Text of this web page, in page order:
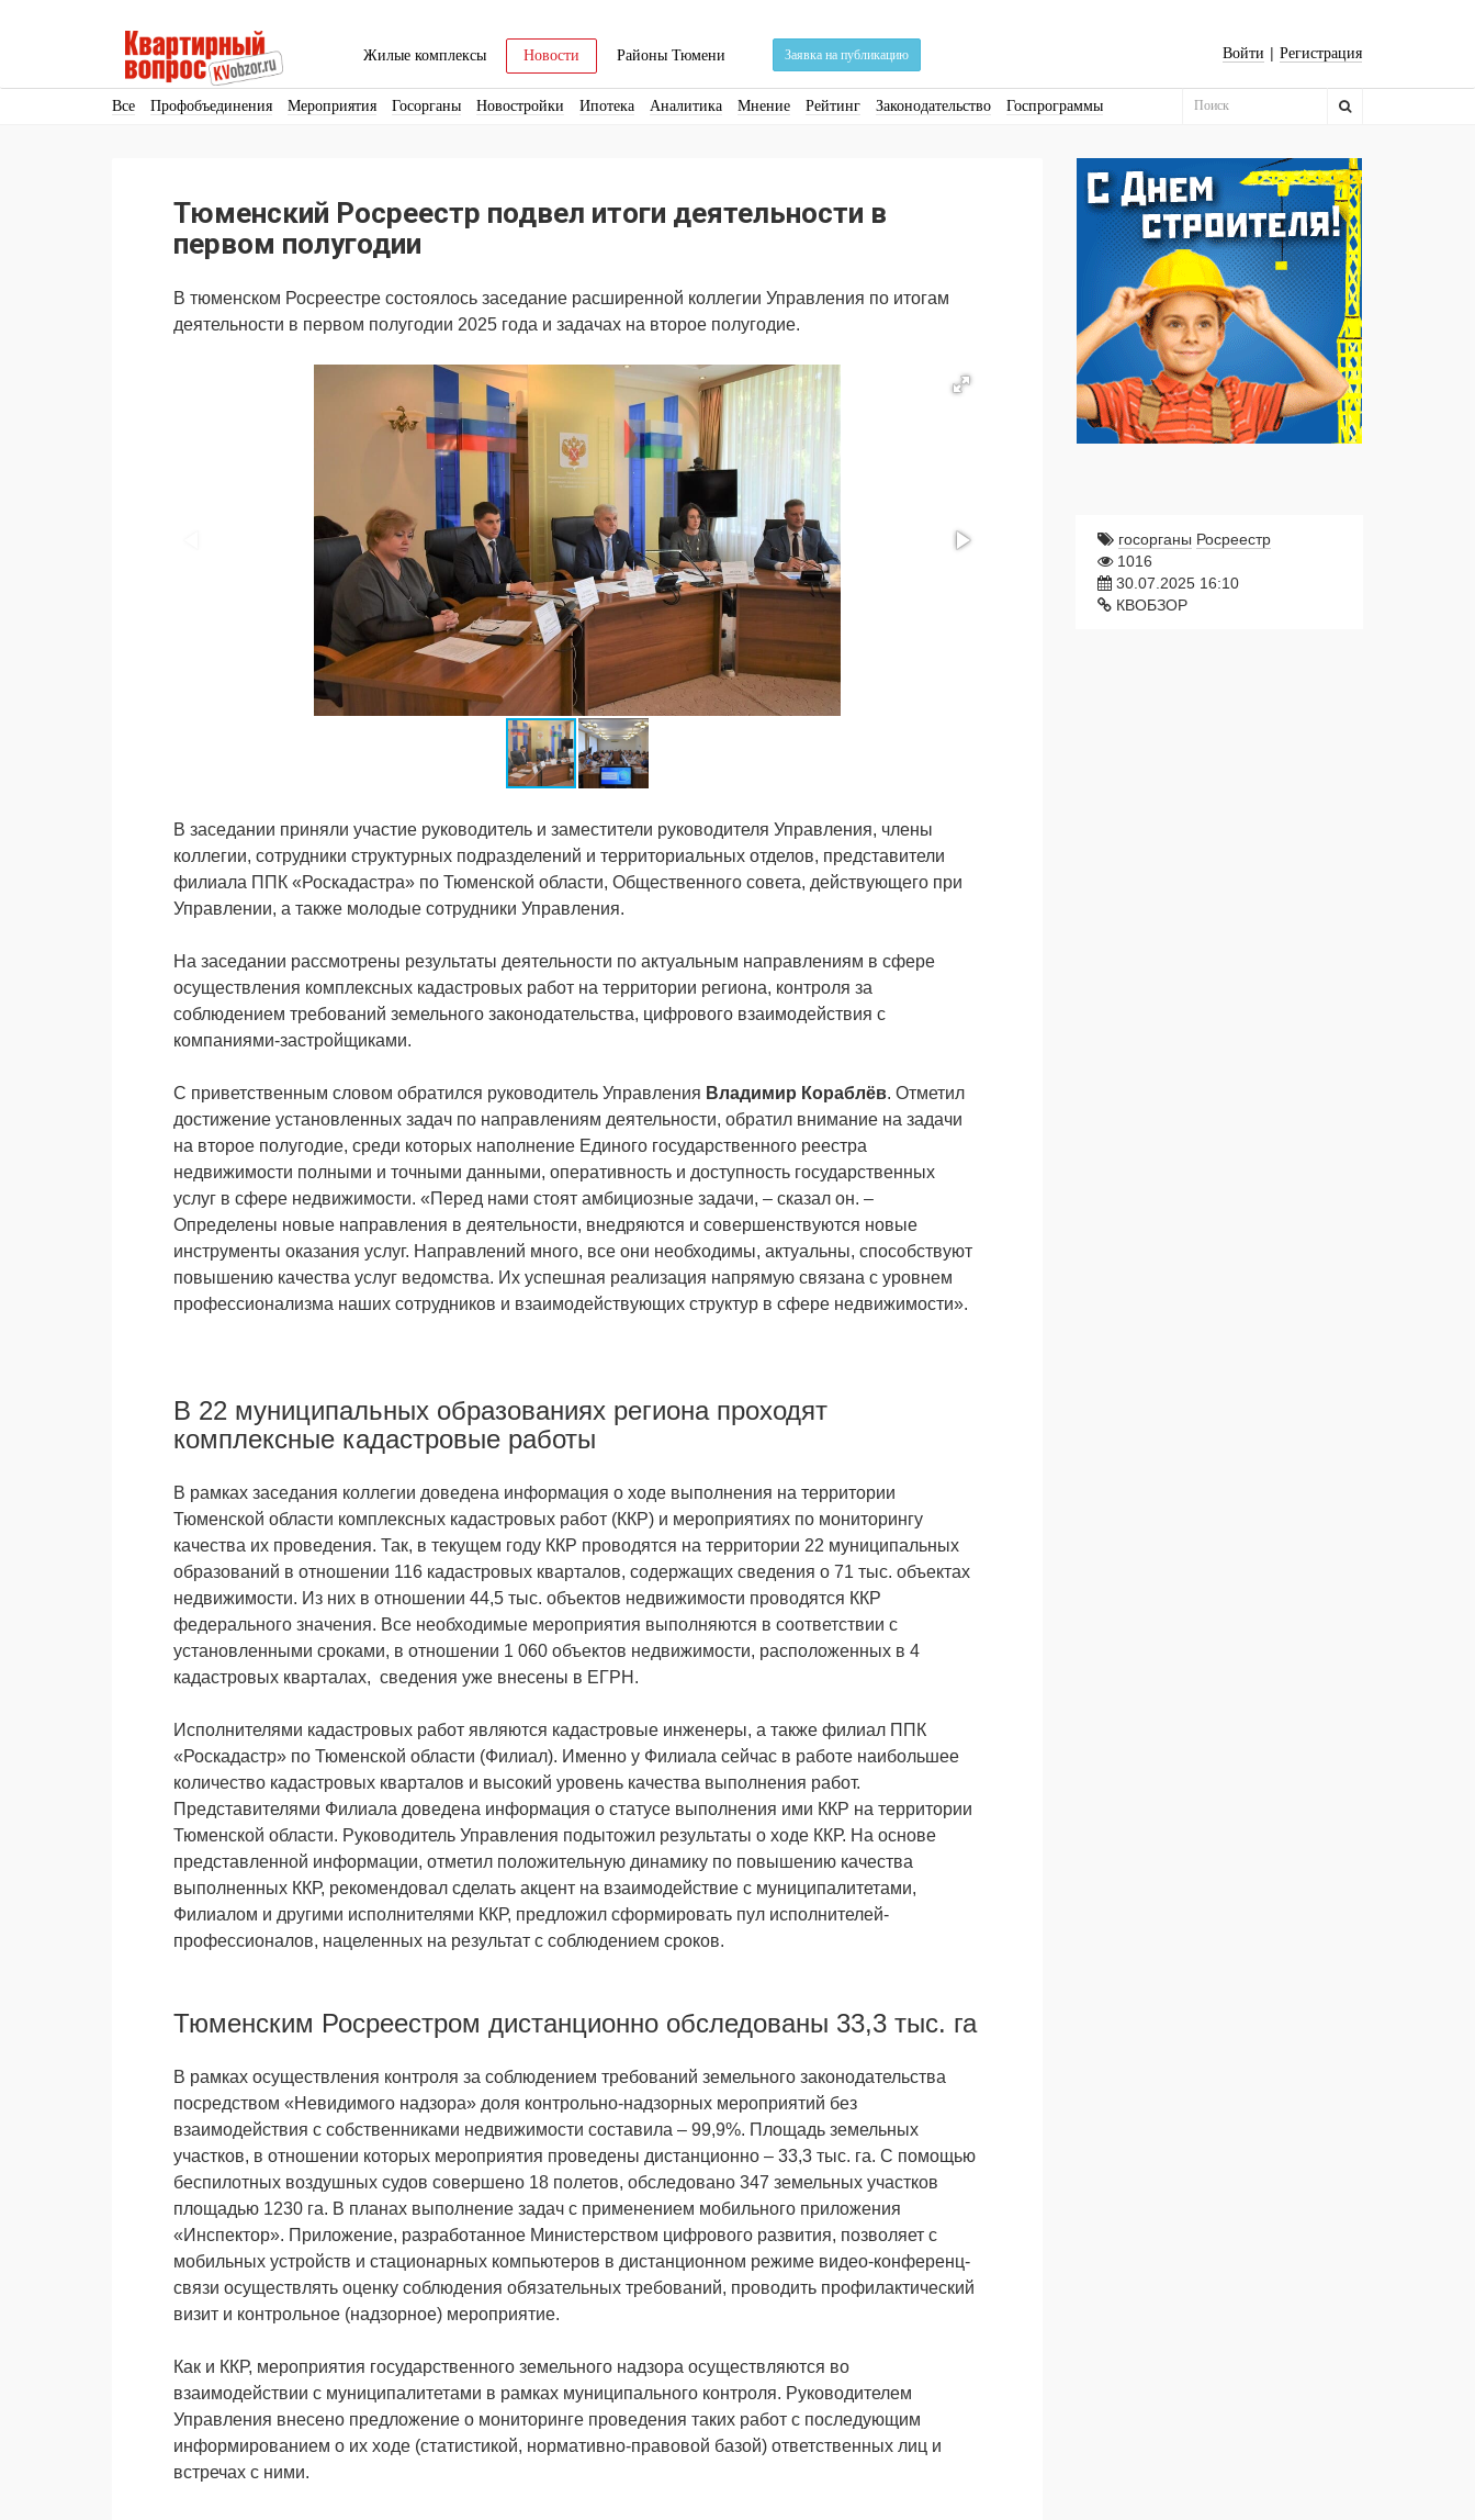
Жилые комплексы Новости Районы Тюмени Заявка на публикацию Войти | Регистрация
Все Профобъединения Мероприятия Госорганы Новостройки Ипотека Аналитика Мнение Рейтинг Законодательство Госпрограммы
Тюменский Росреестр подвел итоги деятельности в
первом полугодии
В тюменском Росреестре состоялось заседание расширенной коллегии Управления по итогам
деятельности в первом полугодии 2025 года и задачах на второе полугодие.
В заседании приняли участие руководитель и заместители руководителя Управления, члены
коллегии, сотрудники структурных подразделений и территориальных отделов, представители
филиала ППК «Роскадастра» по Тюменской области, Общественного совета, действующего при
Управлении, а также молодые сотрудники Управления.
На заседании рассмотрены результаты деятельности по актуальным направлениям в сфере
осуществления комплексных кадастровых работ на территории региона, контроля за
соблюдением требований земельного законодательства, цифрового взаимодействия с
компаниями-застройщиками.
С приветственным словом обратился руководитель Управления Владимир Кораблёв. Отметил
достижение установленных задач по направлениям деятельности, обратил внимание на задачи
на второе полугодие, среди которых наполнение Единого государственного реестра
недвижимости полными и точными данными, оперативность и доступность государственных
услуг в сфере недвижимости. «Перед нами стоят амбициозные задачи, – сказал он. –
Определены новые направления в деятельности, внедряются и совершенствуются новые
инструменты оказания услуг. Направлений много, все они необходимы, актуальны, способствуют
повышению качества услуг ведомства. Их успешная реализация напрямую связана с уровнем
профессионализма наших сотрудников и взаимодействующих структур в сфере недвижимости».
В 22 муниципальных образованиях региона проходят
комплексные кадастровые работы
В рамках заседания коллегии доведена информация о ходе выполнения на территории
Тюменской области комплексных кадастровых работ (ККР) и мероприятиях по мониторингу
качества их проведения. Так, в текущем году ККР проводятся на территории 22 муниципальных
образований в отношении 116 кадастровых кварталов, содержащих сведения о 71 тыс. объектах
недвижимости. Из них в отношении 44,5 тыс. объектов недвижимости проводятся ККР
федерального значения. Все необходимые мероприятия выполняются в соответствии с
установленными сроками, в отношении 1 060 объектов недвижимости, расположенных в 4
кадастровых кварталах, сведения уже внесены в ЕГРН.
Исполнителями кадастровых работ являются кадастровые инженеры, а также филиал ППК
«Роскадастр» по Тюменской области (Филиал). Именно у Филиала сейчас в работе наибольшее
количество кадастровых кварталов и высокий уровень качества выполнения работ.
Представителями Филиала доведена информация о статусе выполнения ими ККР на территории
Тюменской области. Руководитель Управления подытожил результаты о ходе ККР. На основе
представленной информации, отметил положительную динамику по повышению качества
выполненных ККР, рекомендовал сделать акцент на взаимодействие с муниципалитетами,
Филиалом и другими исполнителями ККР, предложил сформировать пул исполнителей-
профессионалов, нацеленных на результат с соблюдением сроков.
Тюменским Росреестром дистанционно обследованы 33,3 тыс. га
В рамках осуществления контроля за соблюдением требований земельного законодательства
посредством «Невидимого надзора» доля контрольно-надзорных мероприятий без
взаимодействия с собственниками недвижимости составила – 99,9%. Площадь земельных
участков, в отношении которых мероприятия проведены дистанционно – 33,3 тыс. га. С помощью
беспилотных воздушных судов совершено 18 полетов, обследовано 347 земельных участков
площадью 1230 га. В планах выполнение задач с применением мобильного приложения
«Инспектор». Приложение, разработанное Министерством цифрового развития, позволяет с
мобильных устройств и стационарных компьютеров в дистанционном режиме видео-конференц-
связи осуществлять оценку соблюдения обязательных требований, проводить профилактический
визит и контрольное (надзорное) мероприятие.
Как и ККР, мероприятия государственного земельного надзора осуществляются во
взаимодействии с муниципалитетами в рамках муниципального контроля. Руководителем
Управления внесено предложение о мониторинге проведения таких работ с последующим
информированием о их ходе (статистикой, нормативно-правовой базой) ответственных лиц и
встречах с ними.
госорганы Росреестр
1016
30.07.2025 16:10
КВОБЗОР